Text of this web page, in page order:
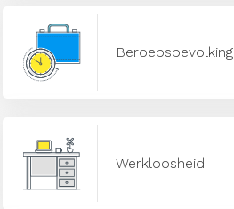
Beroepsbevolking
Werkloosheid